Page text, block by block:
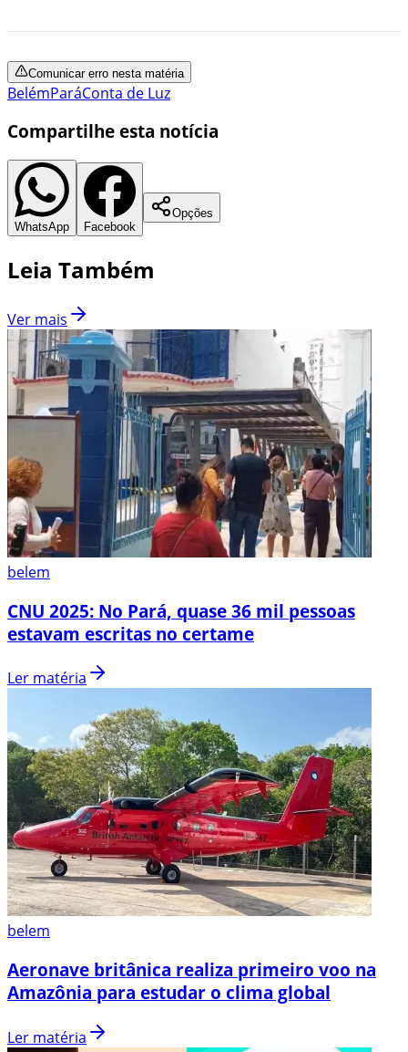
Comunicar erro nesta matéria
BelémParáConta de Luz
Compartilhe esta notícia
WhatsApp Facebook
Opções
Leia Também
Ver mais
belem
CNU 2025: No Pará, quase 36 mil pessoas
estavam escritas no certame
Ler matéria
belem
Aeronave britânica realiza primeiro voo na
Amazônia para estudar o clima global
Ler matéria